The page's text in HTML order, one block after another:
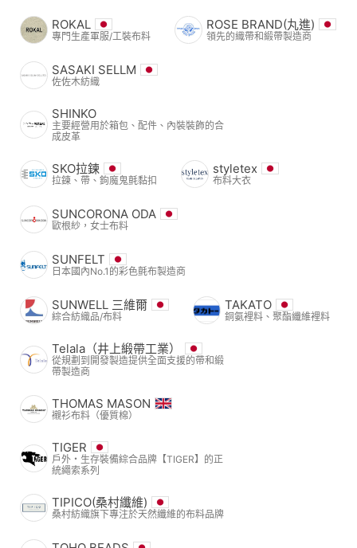
ROKAL
專門生產軍服/工裝布料
ROSE BRAND(丸進)
領先的織帶和緞帶製造商
SASAKI SELLM
佐佐木紡織
SHINKO
主要經營用於箱包、配件、內裝裝飾的合
成皮革
SKO拉鍊
拉鍊、帶、鉤魔鬼氈黏扣
styletex
布料大衣
SUNCORONA ODA
歐根紗，女士布料
SUNFELT
日本國內No.1的彩色氈布製造商
SUNWELL 三維爾
綜合紡織品/布料
TAKATO
銅氨裡料、聚酯纖維裡料
Telala（井上緞帶工業）
從規劃到開發製造提供全面支援的帶和緞
帶製造商
THOMAS MASON
襯衫布料（優質棉）
TIGER
戶外・生存裝備綜合品牌【TIGER】的正
統繩索系列
TIPICO(桑村纖維)
桑村紡織旗下專注於天然纖維的布料品牌